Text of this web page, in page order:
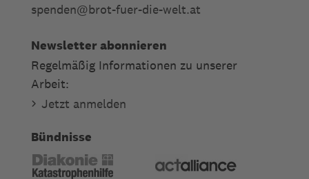
spenden@brot-fuer-die-welt.at
Newsletter abonnieren
Regelmäßig Informationen zu unserer
Arbeit:
Jetzt anmelden
Bündnisse